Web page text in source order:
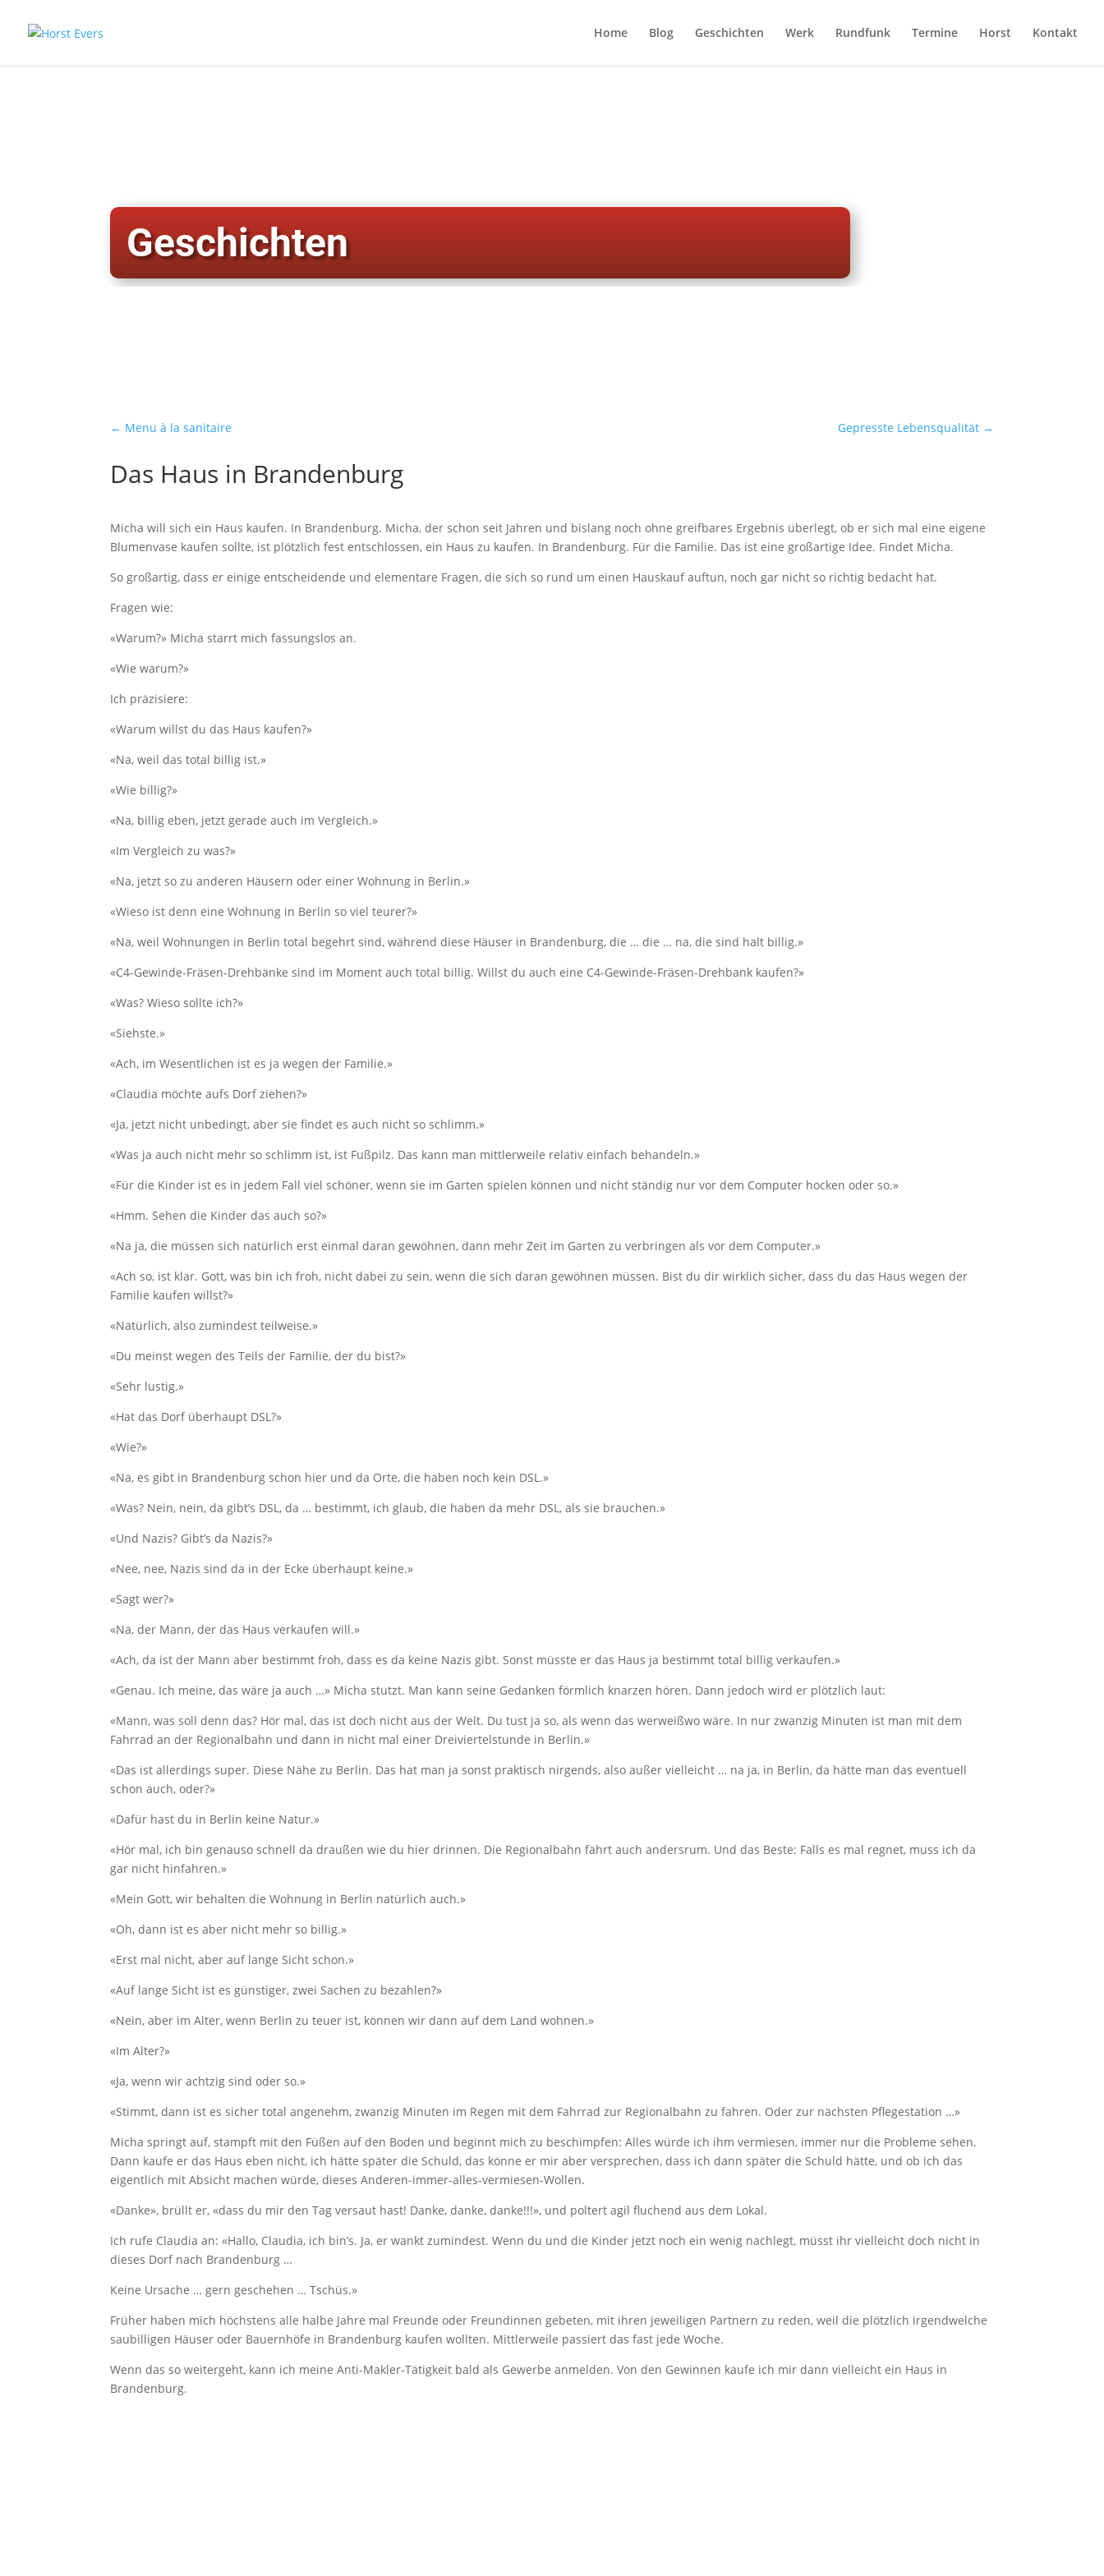
Home Blog Geschichten Werk Rundfunk Termine Horst Kontakt
Geschichten
← Menu à la sanitaire Gepresste Lebensqualität→
Das Haus in Brandenburg
Micha will sich ein Haus kaufen. In Brandenburg. Micha, der schon seit Jahren und bislang noch ohne greifbares Ergebnis überlegt, ob er sich mal eine eigene
Blumenvase kaufen sollte, ist plötzlich fest entschlossen, ein Haus zu kaufen. In Brandenburg. Für die Familie. Das ist eine großartige Idee. Findet Micha.
So großartig, dass er einige entscheidende und elementare Fragen, die sich so rund um einen Hauskauf auftun, noch gar nicht so richtig bedacht hat.
Fragen wie:
«Warum?» Micha starrt mich fassungslos an.
«Wie warum?»
Ich präzisiere:
«Warum willst du das Haus kaufen?»
«Na, weil das total billig ist.»
«Wie billig?»
«Na, billig eben, jetzt gerade auch im Vergleich.»
«Im Vergleich zu was?»
«Na, jetzt so zu anderen Häusern oder einer Wohnung in Berlin.»
«Wieso ist denn eine Wohnung in Berlin so viel teurer?»
«Na, weil Wohnungen in Berlin total begehrt sind, während diese Häuser in Brandenburg, die … die … na, die sind halt billig.»
«C4-Gewinde-Fräsen-Drehbänke sind im Moment auch total billig. Willst du auch eine C4-Gewinde-Fräsen-Drehbank kaufen?»
«Was? Wieso sollte ich?»
«Siehste.»
«Ach, im Wesentlichen ist es ja wegen der Familie.»
«Claudia möchte aufs Dorf ziehen?»
«Ja, jetzt nicht unbedingt, aber sie findet es auch nicht so schlimm.»
«Was ja auch nicht mehr so schlimm ist, ist Fußpilz. Das kann man mittlerweile relativ einfach behandeln.»
«Für die Kinder ist es in jedem Fall viel schöner, wenn sie im Garten spielen können und nicht ständig nur vor dem Computer hocken oder so.»
«Hmm. Sehen die Kinder das auch so?»
«Na ja, die müssen sich natürlich erst einmal daran gewöhnen, dann mehr Zeit im Garten zu verbringen als vor dem Computer.»
«Ach so, ist klar. Gott, was bin ich froh, nicht dabei zu sein, wenn die sich daran gewöhnen müssen. Bist du dir wirklich sicher, dass du das Haus wegen der
Familie kaufen willst?»
«Natürlich, also zumindest teilweise.»
«Du meinst wegen des Teils der Familie, der du bist?»
«Sehr lustig.»
«Hat das Dorf überhaupt DSL?»
«Wie?»
«Na, es gibt in Brandenburg schon hier und da Orte, die haben noch kein DSL.»
«Was? Nein, nein, da gibt’s DSL, da … bestimmt, ich glaub, die haben da mehr DSL, als sie brauchen.»
«Und Nazis? Gibt’s da Nazis?»
«Nee, nee, Nazis sind da in der Ecke überhaupt keine.»
«Sagt wer?»
«Na, der Mann, der das Haus verkaufen will.»
«Ach, da ist der Mann aber bestimmt froh, dass es da keine Nazis gibt. Sonst müsste er das Haus ja bestimmt total billig verkaufen.»
«Genau. Ich meine, das wäre ja auch …» Micha stutzt. Man kann seine Gedanken förmlich knarzen hören. Dann jedoch wird er plötzlich laut:
«Mann, was soll denn das? Hör mal, das ist doch nicht aus der Welt. Du tust ja so, als wenn das werweißwo wäre. In nur zwanzig Minuten ist man mit dem
Fahrrad an der Regionalbahn und dann in nicht mal einer Dreiviertelstunde in Berlin.»
«Das ist allerdings super. Diese Nähe zu Berlin. Das hat man ja sonst praktisch nirgends, also außer vielleicht … na ja, in Berlin, da hätte man das eventuell
schon auch, oder?»
«Dafür hast du in Berlin keine Natur.»
«Hör mal, ich bin genauso schnell da draußen wie du hier drinnen. Die Regionalbahn fährt auch andersrum. Und das Beste: Falls es mal regnet, muss ich da
gar nicht hinfahren.»
«Mein Gott, wir behalten die Wohnung in Berlin natürlich auch.»
«Oh, dann ist es aber nicht mehr so billig.»
«Erst mal nicht, aber auf lange Sicht schon.»
«Auf lange Sicht ist es günstiger, zwei Sachen zu bezahlen?»
«Nein, aber im Alter, wenn Berlin zu teuer ist, können wir dann auf dem Land wohnen.»
«Im Alter?»
«Ja, wenn wir achtzig sind oder so.»
«Stimmt, dann ist es sicher total angenehm, zwanzig Minuten im Regen mit dem Fahrrad zur Regionalbahn zu fahren. Oder zur nächsten Pflegestation …»
Micha springt auf, stampft mit den Füßen auf den Boden und beginnt mich zu beschimpfen: Alles würde ich ihm vermiesen, immer nur die Probleme sehen.
Dann kaufe er das Haus eben nicht, ich hätte später die Schuld, das könne er mir aber versprechen, dass ich dann später die Schuld hätte, und ob ich das
eigentlich mit Absicht machen würde, dieses Anderen-immer-alles-vermiesen-Wollen.
«Danke», brüllt er, «dass du mir den Tag versaut hast! Danke, danke, danke!!!», und poltert agil fluchend aus dem Lokal.
Ich rufe Claudia an: «Hallo, Claudia, ich bin’s. Ja, er wankt zumindest. Wenn du und die Kinder jetzt noch ein wenig nachlegt, müsst ihr vielleicht doch nicht in
dieses Dorf nach Brandenburg …
Keine Ursache … gern geschehen … Tschüs.»
Früher haben mich höchstens alle halbe Jahre mal Freunde oder Freundinnen gebeten, mit ihren jeweiligen Partnern zu reden, weil die plötzlich irgendwelche
saubilligen Häuser oder Bauernhöfe in Brandenburg kaufen wollten. Mittlerweile passiert das fast jede Woche.
Wenn das so weitergeht, kann ich meine Anti-Makler-Tätigkeit bald als Gewerbe anmelden. Von den Gewinnen kaufe ich mir dann vielleicht ein Haus in
Brandenburg.